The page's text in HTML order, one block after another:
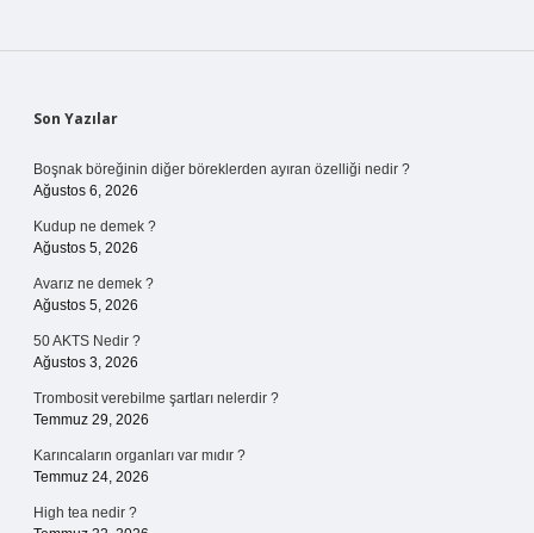
Sidebar
Son Yazılar
Boşnak böreğinin diğer böreklerden ayıran özelliği nedir ?
Ağustos 6, 2026
Kudup ne demek ?
Ağustos 5, 2026
Avarız ne demek ?
Ağustos 5, 2026
50 AKTS Nedir ?
Ağustos 3, 2026
Trombosit verebilme şartları nelerdir ?
Temmuz 29, 2026
Karıncaların organları var mıdır ?
Temmuz 24, 2026
High tea nedir ?